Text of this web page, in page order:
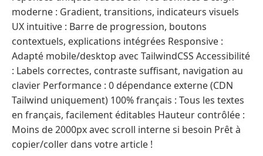
moderne : Gradient, transitions, indicateurs visuels
UX intuitive : Barre de progression, boutons
contextuels, explications intégrées Responsive :
Adapté mobile/desktop avec TailwindCSS Accessibilité
: Labels correctes, contraste suffisant, navigation au
clavier Performance : 0 dépendance externe (CDN
Tailwind uniquement) 100% français : Tous les textes
en français, facilement éditables Hauteur contrôlée :
Moins de 2000px avec scroll interne si besoin Prêt à
copier/coller dans votre article !